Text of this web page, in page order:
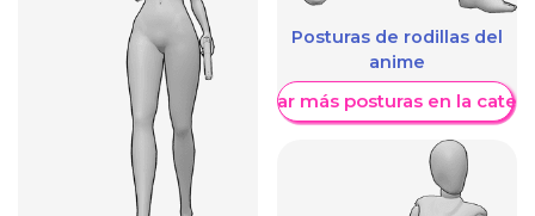
Posturas de rodillas del
anime
Mostrar más posturas en la